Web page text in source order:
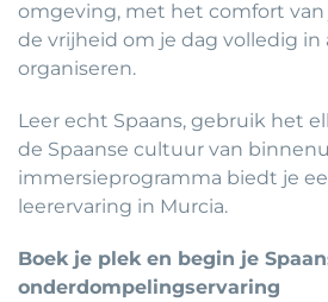
omgeving, met het comfort
de vrijheid om je dag volledig
organiseren.
Leer echt Spaans, gebruik het
de Spaanse cultuur van
immersieprogramma biedt je
leerervaring in Murcia.
Boek je plek en begin je
onderdompelingservaring